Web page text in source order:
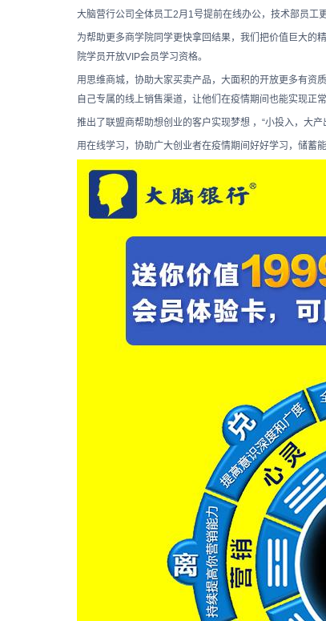
大脑营行公司全体员工2月1号提前在线办公，技术部员工
为帮助更多商学院同学更快拿回结果，我们把价值巨大的
院学员开放VIP会员学习资格。
用思维商城，协助大家买卖产品，大面积的开放更多有资
自己专属的线上销售渠道，让他们在疫情期间也能实现正
推出了联盟商帮助想创业的客户实现梦想 ，“小投入，大产
用在线学习，协助广大创业者在疫情期间好好学习，储蓄